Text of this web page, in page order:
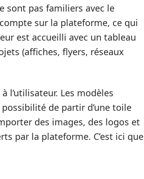
sont pas familiers avec le
sur la plateforme, ce qui
est accueilli avec un tableau
(affiches, flyers, réseaux
l’utilisateur. Les modèles
de partir d’une toile
des images, des logos et
par la plateforme. C’est ici que